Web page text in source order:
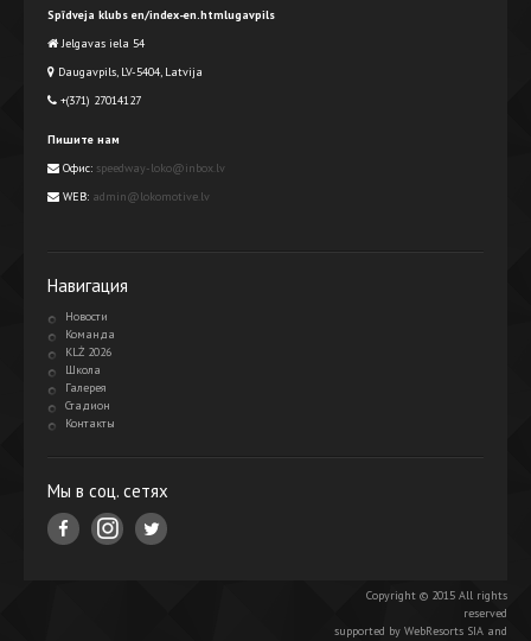
Spīdveja klubs en/index-en.htmlugavpils
Jelgavas iela 54
Daugavpils, LV-5404, Latvija
+(371) 27014127
Пишите нам
Офис: speedway-loko@inbox.lv
WEB: admin@lokomotive.lv
Навигация
Новости
Команда
KLŻ 2026
Школа
Галерея
Стадион
Контакты
Мы в соц. сетях
Copyright © 2015 All rights
reserved
supported by WebResorts SIA and